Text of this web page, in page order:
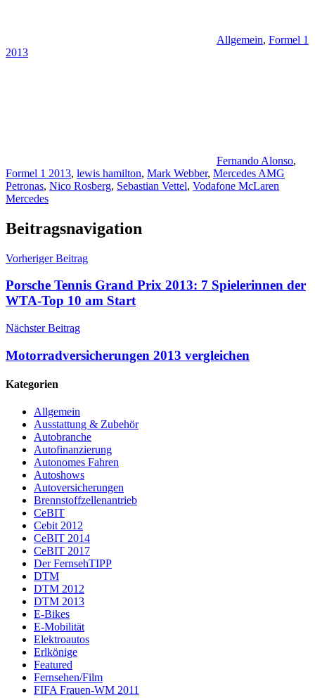
Allgemein, Formel 1
2013
Fernando Alonso,
Formel 1 2013, lewis hamilton, Mark Webber, Mercedes AMG
Petronas, Nico Rosberg, Sebastian Vettel, Vodafone McLaren
Mercedes
Beitragsnavigation
Vorheriger Beitrag
Porsche Tennis Grand Prix 2013: 7 Spielerinnen der
WTA-Top 10 am Start
Nächster Beitrag
Motorradversicherungen 2013 vergleichen
Kategorien
Allgemein
Ausstattung & Zubehör
Autobranche
Autofinanzierung
Autonomes Fahren
Autoshows
Autoversicherungen
Brennstoffzellenantrieb
CeBIT
Cebit 2012
CeBIT 2014
CeBIT 2017
Der FernsehTIPP
DTM
DTM 2012
DTM 2013
E-Bikes
E-Mobilität
Elektroautos
Erlkönige
Featured
Fernsehen/Film
FIFA Frauen-WM 2011